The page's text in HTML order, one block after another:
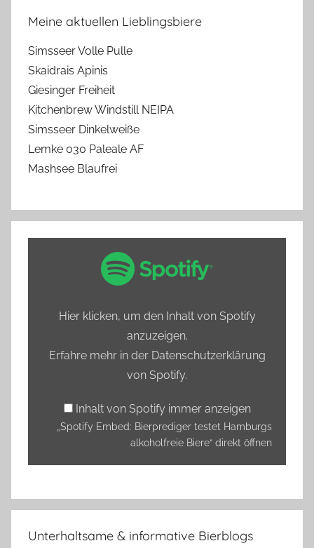
Meine aktuellen Lieblingsbiere
Simsseer Volle Pulle
Skaidrais Apinis
Giesinger Freiheit
Kitchenbrew Windstill NEIPA
Simsseer Dinkelweiße
Lemke 030 Paleale AF
Mashsee Blaufrei
anzeigen
Hier klicken, um den Inhalt von Spotify
anzuzeigen.
Erfahre mehr in der Datenschutzerklärung
von Spotify.
Inhalt von Spotify immer anzeigen
„Spotify Embed: Bierprediger testet Hamburgs
alkoholfreie Biere“ direkt öffnen
Unterhaltsame & informative Bierblogs